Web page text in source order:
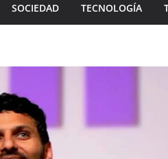
SOCIEDAD TECNOLOGÍA